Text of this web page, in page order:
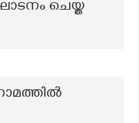
ചെയ്ത